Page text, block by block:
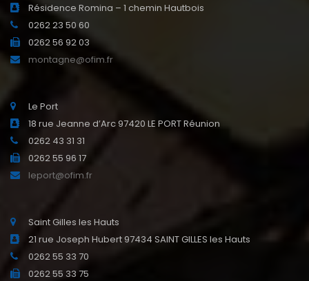
Résidence Romina – 1 chemin Hautbois
0262 23 50 60
0262 56 92 03
montagne@ofim.fr
Le Port
18 rue Jeanne d’Arc 97420 LE PORT Réunion
0262 43 31 31
0262 55 96 17
leport@ofim.fr
Saint Gilles les Hauts
21 rue Joseph Hubert 97434 SAINT GILLES les Hauts
0262 55 33 70
0262 55 33 75